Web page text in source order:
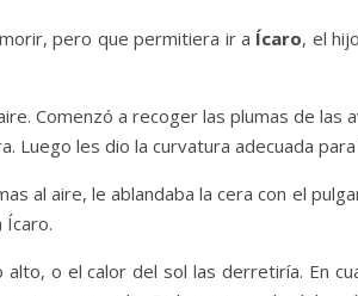
pero que permitiera ir a Ícaro, el
Comenzó a recoger las plumas de las
Luego les dio la curvatura adecuada
al aire, le ablandaba la cera con el
Ícaro.
o el calor del sol las derretiría. En